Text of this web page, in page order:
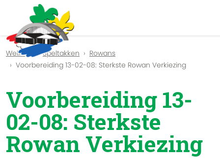
Previous
Welkom Speltakken
Rowans
Voorbereiding 13-02-08: Sterkste Rowan Verkiezing
Voorbereiding 13-
02-08: Sterkste
Rowan Verkiezing